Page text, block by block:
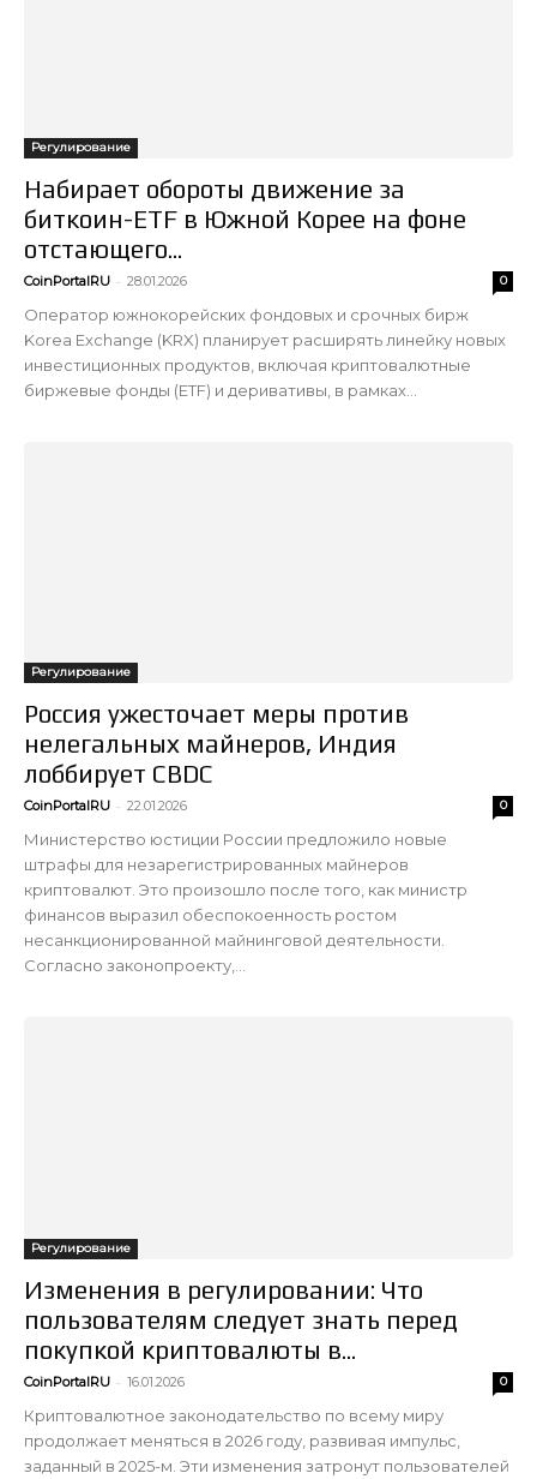
Регулирование
Набирает обороты движение за
биткоин-ETF в Южной Корее на фоне
отстающего...
CoinPortalRU - 28.01.2026 0
Оператор южнокорейских фондовых и срочных бирж
Korea Exchange (KRX) планирует расширять линейку новых
инвестиционных продуктов, включая криптовалютные
биржевые фонды (ETF) и деривативы, в рамках...
Регулирование
Россия ужесточает меры против
нелегальных майнеров, Индия
лоббирует CBDC
CoinPortalRU - 22.01.2026 0
Министерство юстиции России предложило новые
штрафы для незарегистрированных майнеров
криптовалют. Это произошло после того, как министр
финансов выразил обеспокоенность ростом
несанкционированной майнинговой деятельности.
Согласно законопроекту,...
Регулирование
Изменения в регулировании: Что
пользователям следует знать перед
покупкой криптовалюты в...
CoinPortalRU - 16.01.2026 0
Криптовалютное законодательство по всему миру
продолжает меняться в 2026 году, развивая импульс,
заданный в 2025-м. Эти изменения затронут пользователей